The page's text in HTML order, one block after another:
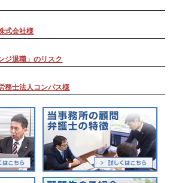
式会社様
ジ退職」のリスク
務士法人コンパス様